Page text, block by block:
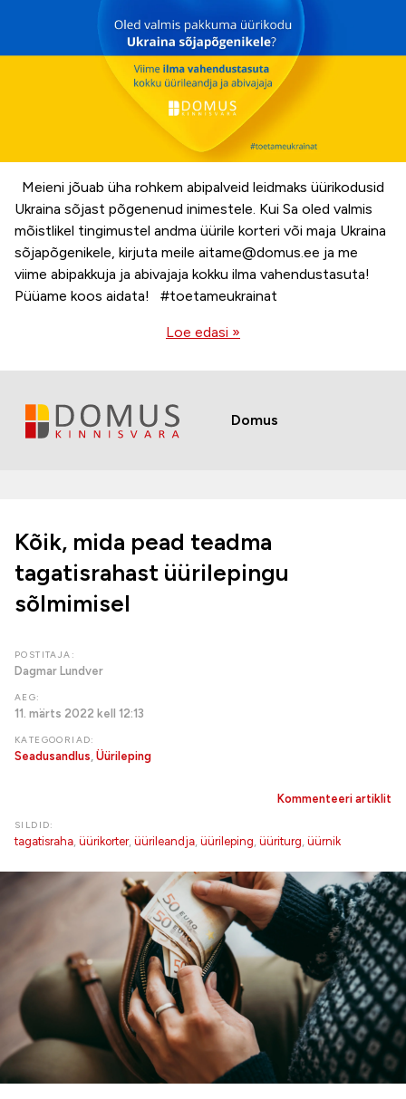
Meieni jõuab üha rohkem abipalveid leidmaks üürikodusid
Ukraina sõjast põgenenud inimestele. Kui Sa oled valmis
mõistlikel tingimustel andma üürile korteri või maja Ukraina
sõjapõgenikele, kirjuta meile aitame@domus.ee ja me
viime abipakkuja ja abivajaja kokku ilma vahendustasuta!
Püüame koos aidata! #toetameukrainat
Loe edasi »
Domus
Kõik, mida pead teadma
tagatisrahast üürilepingu
sõlmimisel
POSTITAJA:
Dagmar Lundver
AEG:
11. märts 2022 kell 12:13
KATEGOORIAD:
Seadusandlus, Üürileping
Kommenteeri artiklit
SILDID:
tagatisraha, üürikorter, üürileandja, üürileping, üüriturg, üürnik